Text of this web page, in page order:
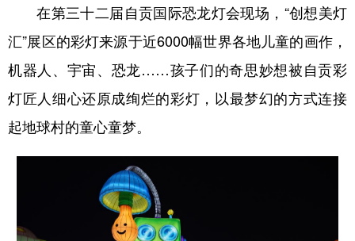
在第三十二届自贡国际恐龙灯会现场，“创想美灯
汇”展区的彩灯来源于近6000幅世界各地儿童的画作，
机器人、宇宙、恐龙……孩子们的奇思妙想被自贡彩
灯匠人细心还原成绚烂的彩灯，以最梦幻的方式连接
起地球村的童心童梦。